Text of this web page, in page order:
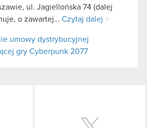
ul. Jagiellońska 74 (dalej
o zawartej… Czytaj dalej
umowy dystrybucyjnej
gry Cyberpunk 2077